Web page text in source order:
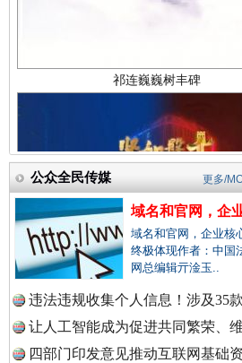
中国检
中国医
中国企
中国农
一枚“钉子”竟然扎入要害部门
公众全民传媒
域名和官网，企
域名和官网，企业核
终极体现作者：中国
网总编辑亓淦玉..
违法违规收集个人信息！涉及35
让人工智能成为促进共同繁荣、
四部门印发意见推动互联网基础
更多/